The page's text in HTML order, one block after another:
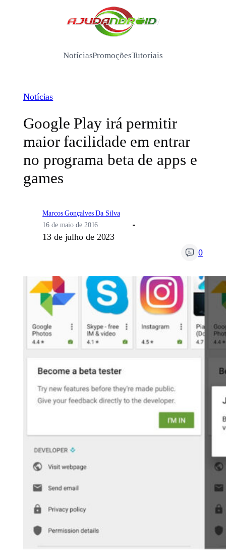
/
NotíciasPromoçõesTutoriais
Notícias
Google Play irá permitir
maior facilidade em entrar
no programa beta de apps e
games
Marcos Gonçalves Da Silva
16 de maio de 2016
13 de julho de 2023
0